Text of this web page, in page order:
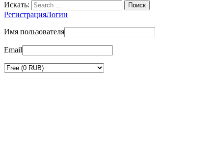
Искать:
РегистрацияЛогин
Имя пользователя
Email